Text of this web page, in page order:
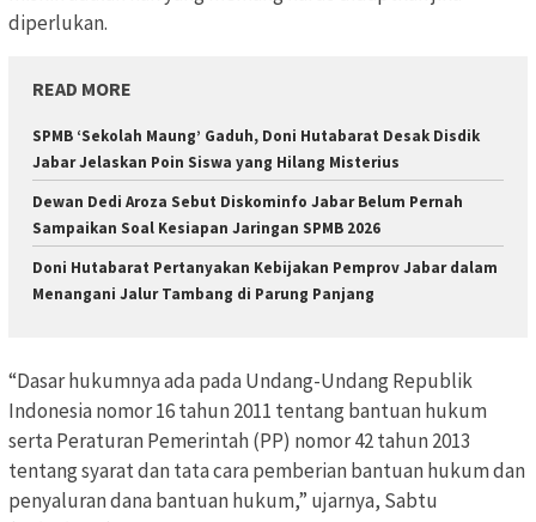
diperlukan.
READ MORE
SPMB ‘Sekolah Maung’ Gaduh, Doni Hutabarat Desak Disdik
Jabar Jelaskan Poin Siswa yang Hilang Misterius
Dewan Dedi Aroza Sebut Diskominfo Jabar Belum Pernah
Sampaikan Soal Kesiapan Jaringan SPMB 2026
Doni Hutabarat Pertanyakan Kebijakan Pemprov Jabar dalam
Menangani Jalur Tambang di Parung Panjang
“Dasar hukumnya ada pada Undang-Undang Republik
Indonesia nomor 16 tahun 2011 tentang bantuan hukum
serta Peraturan Pemerintah (PP) nomor 42 tahun 2013
tentang syarat dan tata cara pemberian bantuan hukum dan
penyaluran dana bantuan hukum,” ujarnya, Sabtu